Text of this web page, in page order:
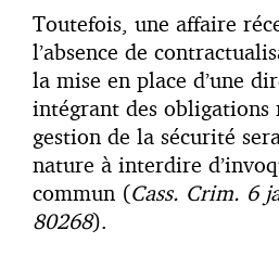
Toutefois, une affaire
l’absence de
la mise en place d’une
intégrant des obligations
gestion de la sécurité
nature à interdire
commun (Cass. Crim. 6
80268).